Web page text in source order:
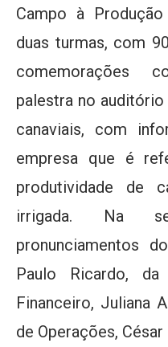
Campo à
duas turmas, com
comemorações
palestra no
canaviais, com
empresa que é
produtividade de
irrigada. Na
pronunciamentos
Paulo Ricardo, da
Financeiro, Juliana
de Operações,